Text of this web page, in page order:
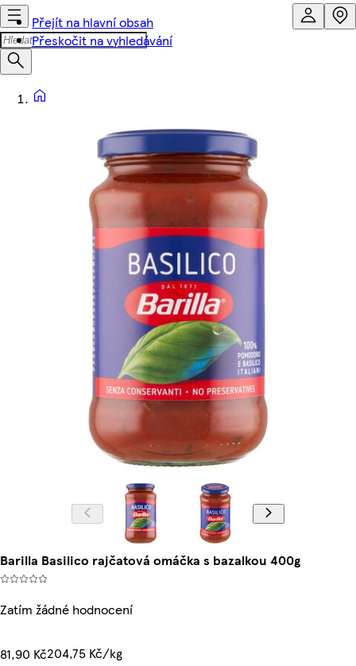
Přejít na hlavní obsah
Přeskočit na vyhledávání
Barilla Basilico rajčatová omáčka s bazalkou 400g
Zatím žádné hodnocení
81,90 Kč204,75 Kč/kg